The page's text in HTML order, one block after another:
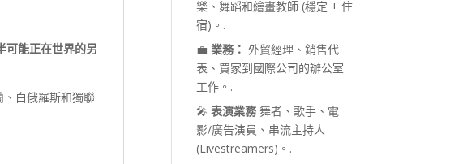
可能正在世界的另
白俄羅斯和獨聯
樂、舞蹈和繪畫教師 (穩定 + 住
宿)。.
💼 業務： 外貿經理、銷售代
表、買家到國際公司的辦公室
工作。.
🎤表演業務 舞者、歌手、電
影/廣告演員、串流主持人
(Livestreamers)。.